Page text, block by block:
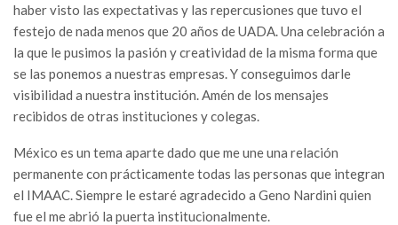
haber visto las expectativas y las repercusiones que tuvo el
festejo de nada menos que 20 años de UADA. Una celebración a
la que le pusimos la pasión y creatividad de la misma forma que
se las ponemos a nuestras empresas. Y conseguimos darle
visibilidad a nuestra institución. Amén de los mensajes
recibidos de otras instituciones y colegas.
México es un tema aparte dado que me une una relación
permanente con prácticamente todas las personas que integran
el IMAAC. Siempre le estaré agradecido a Geno Nardini quien
fue el me abrió la puerta institucionalmente.